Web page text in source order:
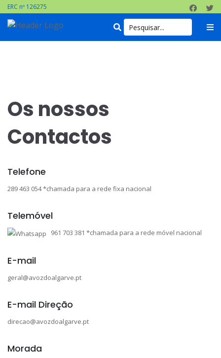
ERC nº 126275
Os nossos
Contactos
Telefone
289 463 054 *chamada para a rede fixa nacional
Telemóvel
961 703 381 *chamada para a rede móvel nacional
E-mail
geral@avozdoalgarve.pt
E-mail Direção
direcao@avozdoalgarve.pt
Morada